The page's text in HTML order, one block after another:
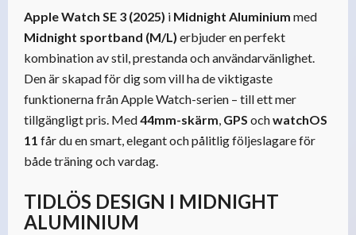
Apple Watch SE 3 (2025) i Midnight Aluminium med
Midnight sportband (M/L) erbjuder en perfekt
kombination av stil, prestanda och användarvänlighet.
Den är skapad för dig som vill ha de viktigaste
funktionerna från Apple Watch-serien – till ett mer
tillgängligt pris. Med44mm-skärm, GPS ochwatchOS
11 får du en smart, elegant och pålitlig följeslagare för
både träning och vardag.
TIDLÖS DESIGN I MIDNIGHT
ALUMINIUM